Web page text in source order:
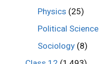
Physics (25)
Political Science
Sociology (8)